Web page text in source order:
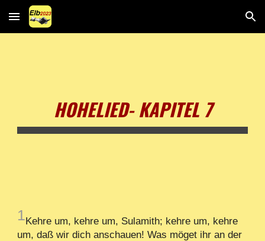
Skip to main content Skip to navigation
HOHELIED- KAPITEL 7
1Kehre um, kehre um, Sulamith; kehre um, kehre
um, daß wir dich anschauen! Was möget ihr an der